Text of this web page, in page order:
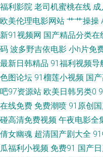
高清无 欧美老妇MV 日韩欧美h
草人人精品 欧美色中色影视 深夜
人大香蕉电影 九九福利社 伊人婷
啦九色绿帽 大香蕉资源共享 久久
利社 国产亚洲1311 老司机夜夜
福利影院 老司机蜜桃在线 成
欧美伦理电影网站 艹艹操操
新91视频网 国产精品分类在
码 波多野吉依电影 小h片免
最新日韩精品 91福利视频导
色图论坛 91榴莲小视频 国
吧97资源站 欧美日韩另类0
在线免费 免费潮喷 91原创
碰高清免费视频 午夜电影全
倩女幽魂 超清国产剧大全
瓜福利小视频 免费91 国产